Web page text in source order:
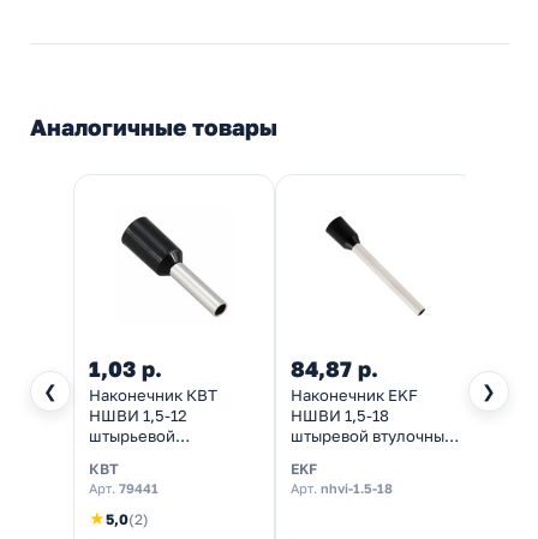
Аналогичные товары
❮ ❯
1,03 р.
Наконечник КВТ
НШВИ 1,5-12
штырьевой
изолированный
56673 [уп.100шт]
КВТ
Арт. 79441
★5,0(2)
84,87 р.
Наконечник EKF
НШВИ 1,5-18
штыревой втулочный
[уп.50шт]
EKF
Арт. nhvi-1.5-18